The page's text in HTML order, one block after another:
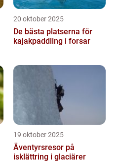
20 oktober 2025
De bästa platserna för
kajakpaddling i forsar
19 oktober 2025
Äventyrsresor på
isklättring i glaciärer